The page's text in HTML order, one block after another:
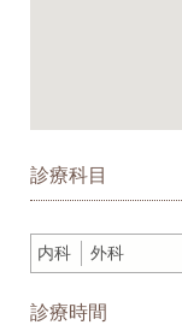
診療科目
内科 外科
診療時間